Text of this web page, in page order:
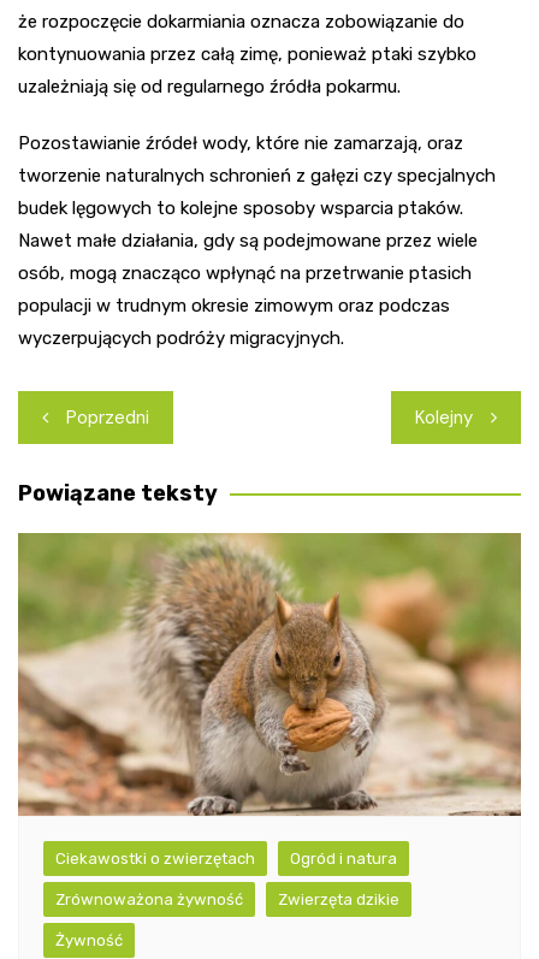
że rozpoczęcie dokarmiania oznacza zobowiązanie do
kontynuowania przez całą zimę, ponieważ ptaki szybko
uzależniają się od regularnego źródła pokarmu.
Pozostawianie źródeł wody, które nie zamarzają, oraz
tworzenie naturalnych schronień z gałęzi czy specjalnych
budek lęgowych to kolejne sposoby wsparcia ptaków.
Nawet małe działania, gdy są podejmowane przez wiele
osób, mogą znacząco wpłynąć na przetrwanie ptasich
populacji w trudnym okresie zimowym oraz podczas
wyczerpujących podróży migracyjnych.
Nawigacja
wpisu
Poprzedni Kolejny
Powiązane teksty
Ciekawostki o zwierzętach Ogród i natura
Zrównoważona żywność Zwierzęta dzikie
Żywność